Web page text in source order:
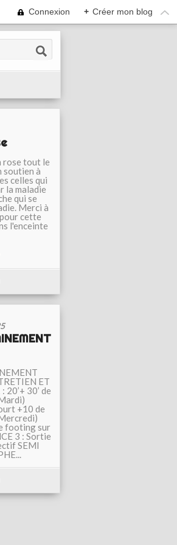
Connexion + Créer mon blog
rose tout le
soutien à
celles qui
la maladie
qui se
Merci à
cette
l'enceinte
ET
20’+ 30’ de
+10 de
footing sur
3 : Sortie
SEMI